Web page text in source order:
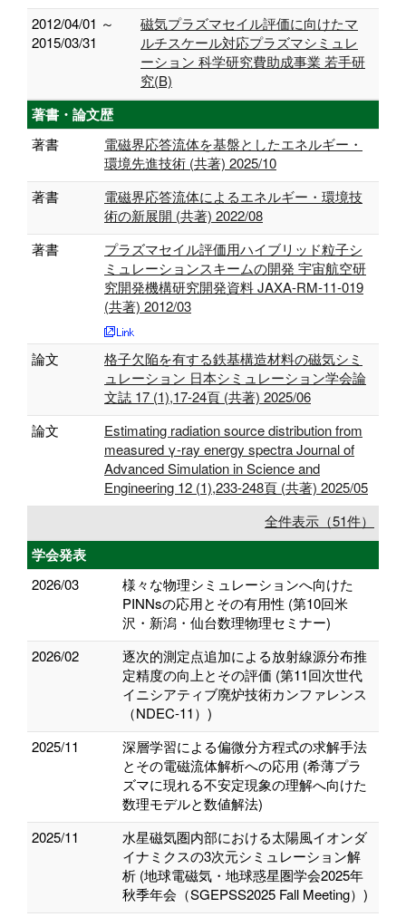
2012/04/01 ～
2015/03/31
磁気プラズマセイル評価に向けたマ
ルチスケール対応プラズマシミュレ
ーション 科学研究費助成事業 若手研
究(B)
著書・論文歴
著書
電磁界応答流体を基盤としたエネルギー・
環境先進技術 (共著) 2025/10
著書
電磁界応答流体によるエネルギー・環境技
術の新展開 (共著) 2022/08
著書
プラズマセイル評価用ハイブリッド粒子シ
ミュレーションスキームの開発 宇宙航空研
究開発機構研究開発資料 JAXA-RM-11-019
(共著) 2012/03
論文
格子欠陥を有する鉄基構造材料の磁気シミ
ュレーション 日本シミュレーション学会論
文誌 17 (1),17-24頁 (共著) 2025/06
論文
Estimating radiation source distribution from
measured γ-ray energy spectra Journal of
Advanced Simulation in Science and
Engineering 12 (1),233-248頁 (共著) 2025/05
全件表示（51件）
学会発表
2026/03
様々な物理シミュレーションへ向けた
PINNsの応用とその有用性 (第10回米
沢・新潟・仙台数理物理セミナー)
2026/02
逐次的測定点追加による放射線源分布推
定精度の向上とその評価 (第11回次世代
イニシアティブ廃炉技術カンファレンス
（NDEC-11）)
2025/11
深層学習による偏微分方程式の求解手法
とその電磁流体解析への応用 (希薄プラ
ズマに現れる不安定現象の理解へ向けた
数理モデルと数値解法)
2025/11
水星磁気圏内部における太陽風イオンダ
イナミクスの3次元シミュレーション解
析 (地球電磁気・地球惑星圏学会2025年
秋季年会（SGEPSS2025 Fall Meeting）)